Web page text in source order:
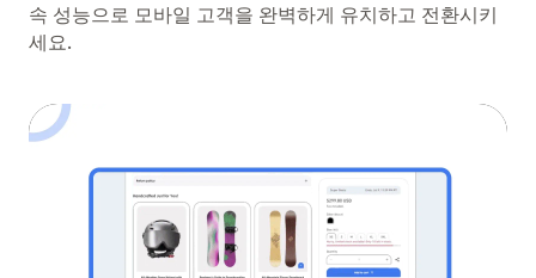
속 성능으로 모바일 고객을 완벽하게 유치하고 전환시키
세요.